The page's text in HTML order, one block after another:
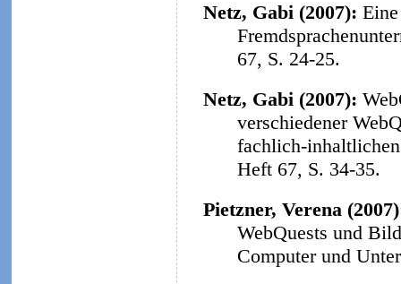
Netz, Gabi (2007):
67, S. 24-25.
Netz, Gabi (2007):
verschiedener
fachlich-
Heft 67, S. 34-35.
Pietzner, Verena
WebQuests und
Computer und